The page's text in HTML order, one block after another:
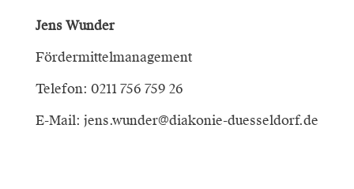
Jens Wunder
Fördermittelmanagement
Telefon: 0211 756 759 26
E-Mail: jens.wunder@diakonie-duesseldorf.de